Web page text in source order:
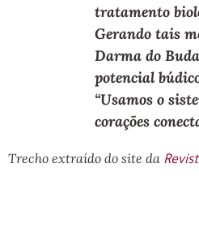
tratamento
Gerando tais
Darma do
potencial
“Usamos o
corações
Trecho extraído do site da